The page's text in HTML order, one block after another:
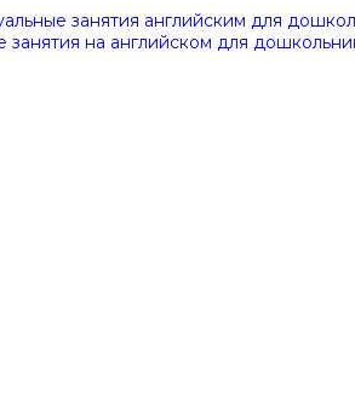
занятия английским для
занятия на английском для